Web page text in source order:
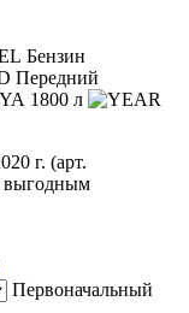
Бензин
Передний
1800 л
Первоначальный